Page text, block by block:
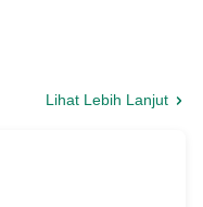
Lihat Lebih Lanjut